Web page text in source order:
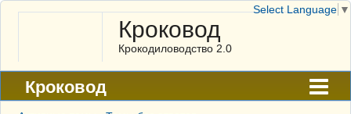
Кроковод
Крокодиловодство 2.0
Кроковод
Select Language ▼